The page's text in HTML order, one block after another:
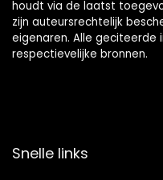
houdt via de laatst
zijn auteursrechtelijk
eigenaren. Alle geciteerde
respectievelijke bronnen.
Snelle links